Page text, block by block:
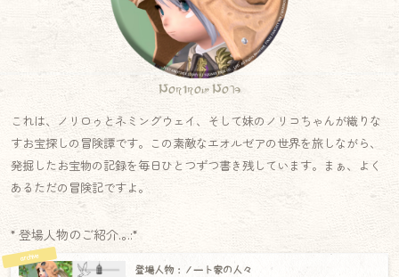
Norirow Note
これは、ノリロゥとネミングウェイ、そして妹のノリコちゃんが織りな
すお宝探しの冒険譚です。この素敵なエオルゼアの世界を旅しながら、
発掘したお宝物の記録を毎日ひとつずつ書き残しています。まぁ、よく
あるただの冒険記ですよ。
* 登場人物のご紹介.｡.:*
登場人物：ノート家の人々